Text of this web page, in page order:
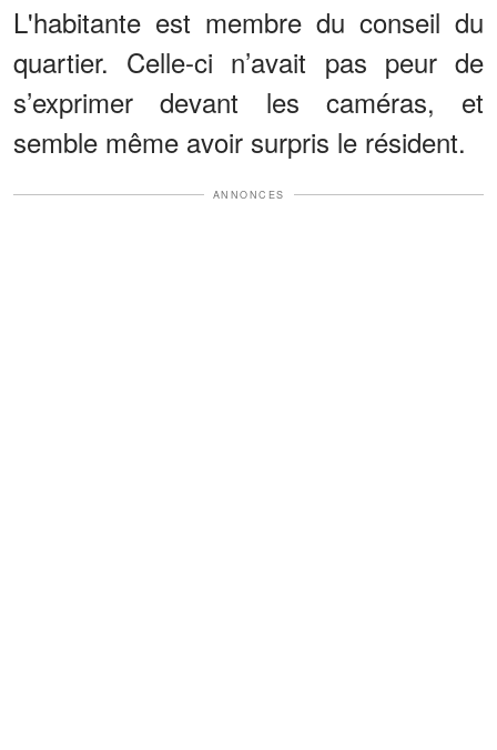
L'habitante est membre du conseil du
quartier. Celle-ci n’avait pas peur de
s’exprimer devant les caméras, et
semble même avoir surpris le résident.
ANNONCES